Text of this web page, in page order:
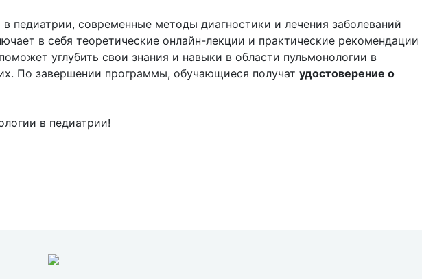
педиатрии, современные методы диагностики и лечения заболеваний
в себя теоретические онлайн-лекции и практические рекомендации
углубить свои знания и навыки в области пульмонологии в
По завершении программы, обучающиеся получат удостоверение о
в педиатрии!